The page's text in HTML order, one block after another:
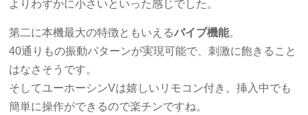
よりわずかに小さいといった感じでした。
第二に本機最大の特徴ともいえるバイブ機能。
40通りもの振動パターンが実現可能で、刺激に飽きること
はなさそうです。
そしてユーホーシンVは嬉しいリモコン付き。挿入中でも
簡単に操作ができるので楽チンですね。